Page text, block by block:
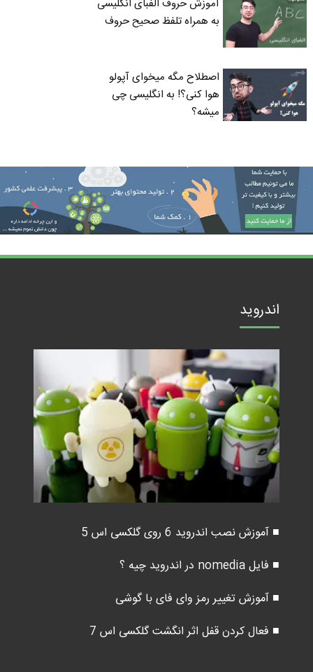
آموزش حروف الفبای انگلیسی
به همراه تلفظ صحیح حروف
اصطلاح مگه میخوای آپولو
هوا کنی؟! به انگلیسی چی
میشه؟
اندروید
■ آموزش نصب اندروید 6 روی گلکسی اس 5
■ فایل nomedia در اندروید چیه ؟
■ آموزش تغییر رمز وای فای با گوشی
■ فعال کردن قفل اثر انگشت گلکسی اس 7